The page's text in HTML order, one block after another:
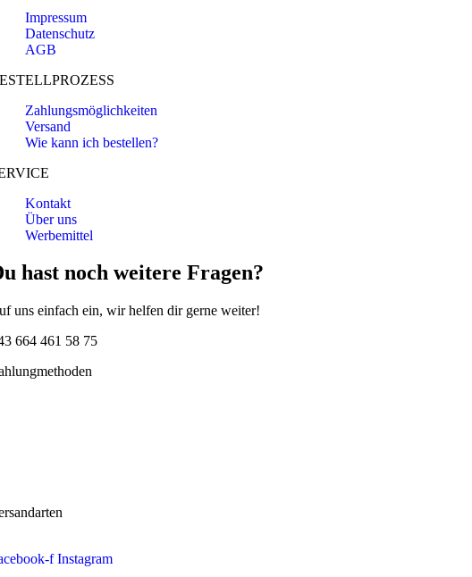
Impressum
Datenschutz
AGB
Zahlungsmöglichkeiten
Versand
Wie kann ich bestellen?
Kontakt
Über uns
Werbemittel
hast noch weitere Fragen?
uns einfach ein, wir helfen dir gerne weiter!
664 461 58 75
f Instagram